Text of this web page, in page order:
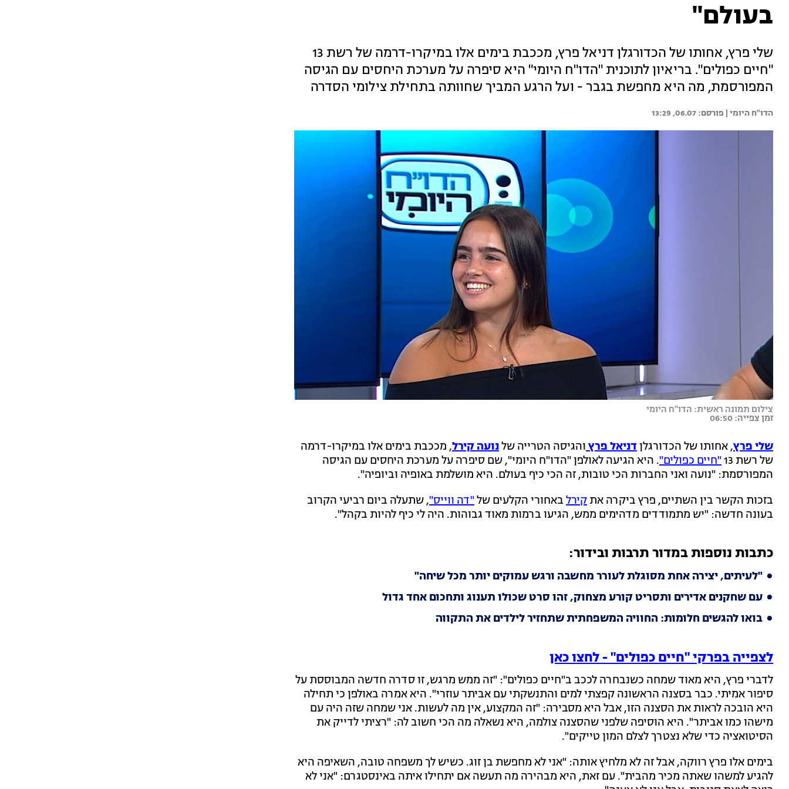
בעולם"
שלי פרץ, אחותו של הכדורגלן דניאל פרץ, מככבת בימים אלו במיקרו-דרמה של רשת 13
"חיים כפולים". בריאיון לתוכנית "הדו"ח היומי" היא סיפרה על מערכת היחסים עם הגיסה
המפורסמת, מה היא מחפשת בגבר - ועל הרגע המביך שחוותה בתחילת צילומי הסדרה
הדו"ח היומי | 06.07, 13:29
צילום תמונה ראשית: הדו"ח היומי
זמן צפייה: 06:50
שלי פרץ, אחותו של הכדורגלןדניאל פרץוהגיסה הטרייה שלנועה קירל, מככבת בימים אלו במיקרו-דרמה
של רשת 13
"חיים כפולים". היא הגיעה לאולפן "הדו"ח היומי", שם סיפרה על מערכת היחסים עם הגיסה
המפורסמת: "נועה ואני החברות הכי טובות, זה הכי כיף בעולם. היא מושלמת באופיה וביופיה".
בזכות הקשר בין השתיים, פרץ ביקרה את קירל באחורי הקלעים של"דה ווייס", שתעלה ביום רביעי הקרוב
בעונה חדשה: "יש מתמודדים מדהימים ממש, הגיעו ברמות מאוד גבוהות. היה לי כיף להיות בקהל".
כתבות נוספות במדור תרבות ובידור:
"לעיתים, יצירה אחת מסוגלת לעורר מחשבה ורגש עמוקים יותר מכל שיחה"
עם שחקנים אדירים ותסריט קורע מצחוק, זהו סרט שכולו תענוג ותחכום אחד גדול
בואו להגשים חלומות: החוויה המשפחתית שתחזיר לילדים את התקווה
לצפייה בפרקי "חיים כפולים" - לחצו כאן
לדברי פרץ, היא מאוד שמחה כשנבחרה לככב ב"חיים כפולים": "זה ממש מרגש, זו סדרה חדשה המבוססת על
סיפור אמיתי. כבר בסצנה הראשונה קפצתי למים והתנשקתי עם אביתר עוזרי". היא אמרה באולפן כי תחילה
היא הובכה לראות את הסצנה הזו, אבל היא מסבירה: "זה המקצוע, אין מה לעשות. אני שמחה שזה היה עם
מישהו כמו אביתר". היא הוסיפה שלפני שהסצנה צולמה, היא נשאלה מה הכי חשוב לה: "רציתי לדייק את
הסיטואציה כדי שלא נצטרך לצלם המון טייקים".
בימים אלו פרץ רווקה, אבל זה לא מלחיץ אותה: "אני לא מחפשת בן זוג. כשיש לך משפחה טובה, השאיפה היא
להגיע למשהו שאתה מכיר מהבית". עם זאת, היא מבהירה מה תעשה אם יתחילו איתה באינסטגרם: "אני לא